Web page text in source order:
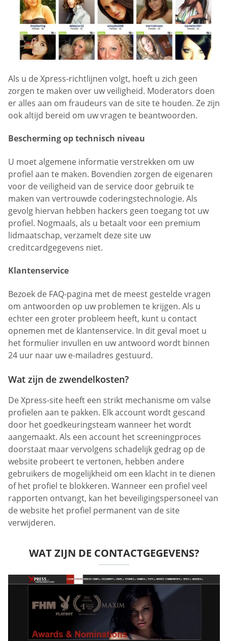
Als u de Xpress-richtlijnen volgt, hoeft u zich geen
zorgen te maken over uw veiligheid. Moderators doen
er alles aan om fraudeurs van de site te houden. Ze zijn
ook altijd bereid om uw vragen te beantwoorden.
Bescherming op technisch niveau
U moet algemene informatie verstrekken om uw
profiel aan te maken. Bovendien zorgen de eigenaren
voor de veiligheid van de service door gebruik te
maken van vertrouwde coderingstechnologie. Als
gevolg hiervan hebben hackers geen toegang tot uw
profiel. Nogmaals, als u betaalt voor een premium
lidmaatschap, verzamelt deze site uw
creditcardgegevens niet.
Klantenservice
Bezoek de FAQ-pagina met de meest gestelde vragen
om antwoorden op uw problemen te krijgen. Als u
echter een groter probleem heeft, kunt u contact
opnemen met de klantenservice. In dit geval moet u
het formulier invullen en uw antwoord wordt binnen
24 uur naar uw e-mailadres gestuurd.
Wat zijn de zwendelkosten?
De Xpress-site heeft een strikt mechanisme om valse
profielen aan te pakken. Elk account wordt gescand
door het goedkeuringsteam wanneer het wordt
aangemaakt. Als een account het screeningproces
doorstaat maar vervolgens schadelijk gedrag op de
website probeert te vertonen, hebben andere
gebruikers de mogelijkheid om een klacht in te dienen
of het profiel te blokkeren. Wanneer een profiel veel
rapporten ontvangt, kan het beveiligingspersoneel van
de website het profiel permanent van de site
verwijderen.
WAT ZIJN DE CONTACTGEGEVENS?